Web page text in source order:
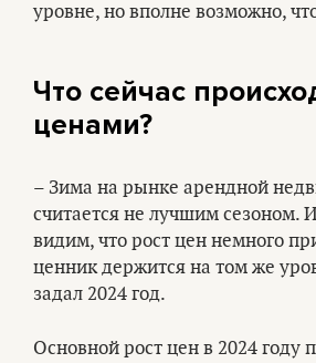
уровне, но вполне возможно,
Что сейчас
ценами?
– Зима на рынке арендной
считается не лучшим сезоном.
видим, что рост цен немного
ценник держится на том же
задал 2024 год.
Основной рост цен в 2024 году